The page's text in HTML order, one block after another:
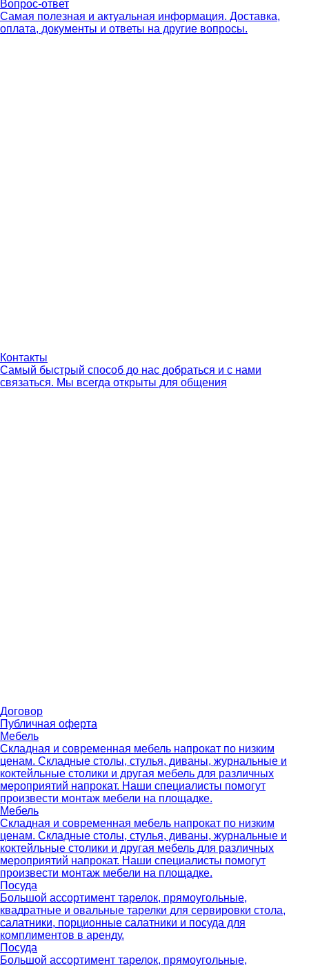
Вопрос-ответ
Самая полезная и актуальная информация. Доставка,
оплата, документы и ответы на другие вопросы.
Контакты
Самый быстрый способ до нас добраться и с нами
связаться. Мы всегда открыты для общения
Договор
Публичная оферта
Мебель
Складная и современная мебель напрокат по низким
ценам. Складные столы, стулья, диваны, журнальные и
коктейльные столики и другая мебель для различных
мероприятий напрокат. Наши специалисты помогут
произвести монтаж мебели на площадке.
Мебель
Складная и современная мебель напрокат по низким
ценам. Складные столы, стулья, диваны, журнальные и
коктейльные столики и другая мебель для различных
мероприятий напрокат. Наши специалисты помогут
произвести монтаж мебели на площадке.
Посуда
Большой ассортимент тарелок, прямоугольные,
квадратные и овальные тарелки для сервировки стола,
салатники, порционные салатники и посуда для
комплиментов в аренду.
Посуда
Большой ассортимент тарелок, прямоугольные,